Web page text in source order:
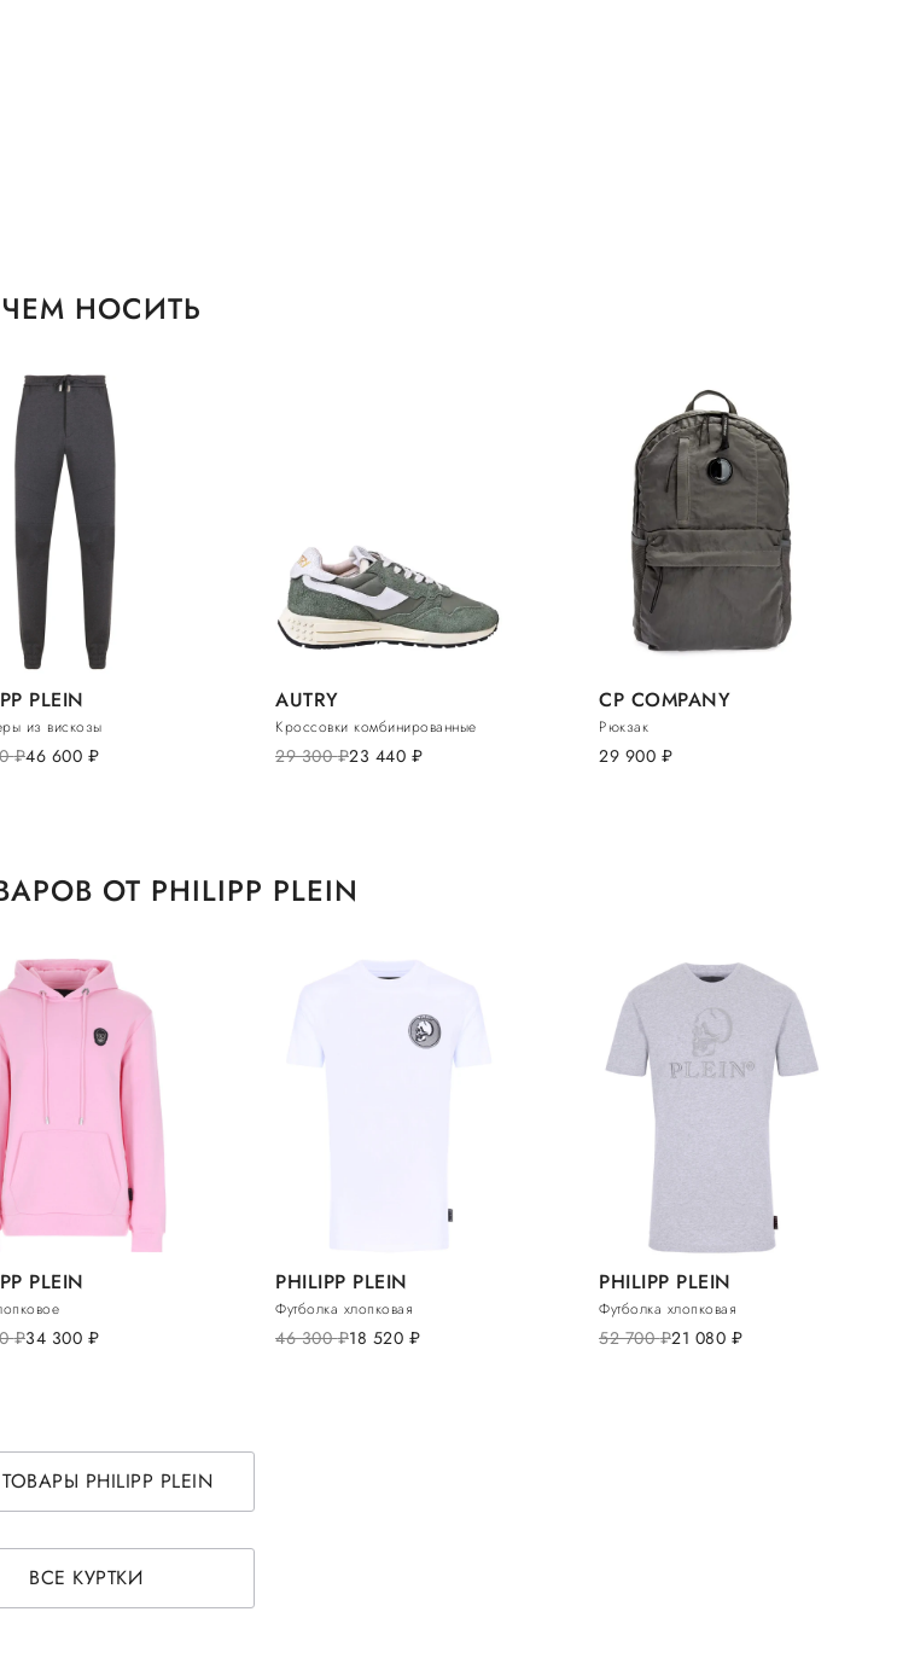
НОСИТЬ
PLEIN
из вискозы
руб.46 600 руб.
AUTRY
Кроссовки комбинированные
29 300руб.23 440 руб.
CP COMPANY
Рюкзак
29 900 руб.
ОТ PHILIPP PLEIN
PLEIN
руб.34 300 руб.
PHILIPP PLEIN
Футболка хлопковая
46 300руб.18 520 руб.
PHILIPP PLEIN
Футболка хлопковая
52 700руб.21 080 руб.
PHILIPP PLEIN
ВСЕ КУРТКИ